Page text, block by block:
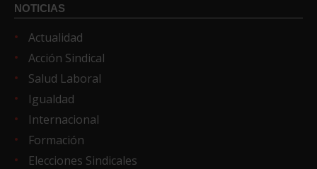
NOTICIAS
Actualidad
Acción Sindical
Salud Laboral
Igualdad
Internacional
Formación
Elecciones Sindicales